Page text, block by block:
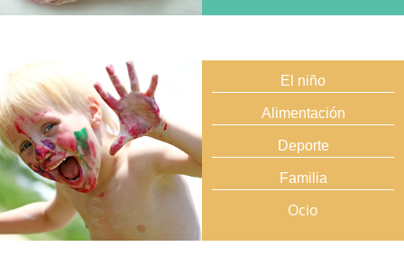
El niño
Alimentación
Deporte
Familia
Ocio